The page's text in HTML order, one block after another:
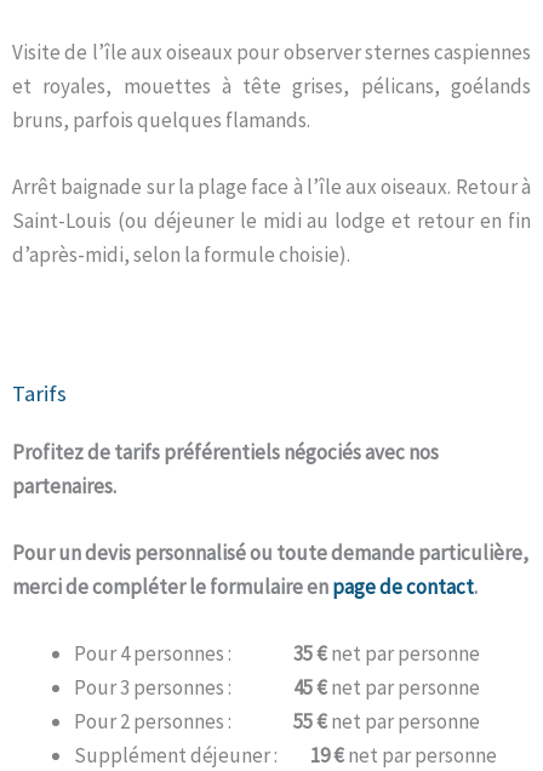
Visite de l’île aux oiseaux pour observer sternes caspiennes
et royales, mouettes à tête grises, pélicans, goélands
bruns, parfois quelques flamands.
Arrêt baignade sur la plage face à l’île aux oiseaux. Retour à
Saint-Louis (ou déjeuner le midi au lodge et retour en fin
d’après-midi, selon la formule choisie).
Tarifs
Profitez de tarifs préférentiels négociés avec nos
partenaires.
Pour un devis personnalisé ou toute demande particulière,
merci de compléter le formulaire enpage de contact.
Pour 4 personnes : 35 €net par personne
Pour 3 personnes : 45 €net par personne
Pour 2 personnes : 55 €net par personne
Supplément déjeuner : 19 €net par personne